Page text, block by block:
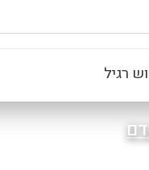
רגיל